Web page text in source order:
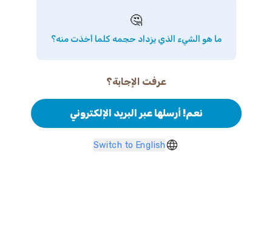
🤔
ما هو الشيء الذي يزداد حجمه كلما أخذت منه؟
عرفت الإجابة؟
نعم! أرسلها عبر البريد الإلكتروني
Switch to English